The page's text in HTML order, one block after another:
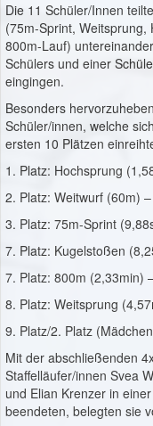
Die 11 Schüler/Innen
(75m-Sprint,
800m-Lauf)
Schülers und einer
eingingen.
Besonders
Schüler/innen, welche
ersten 10 Plätzen
1. Platz: Hochsprung
2. Platz: Weitwurf (60m)
3. Platz: 75m-Sprint
7. Platz: Kugelstoßen
7. Platz: 800m (2,33min)
8. Platz: Weitsprung
9. Platz/2. Platz
Mit der abschließenden
Staffelläufer/innen Svea
und Elian Krenzer in
beendeten, belegten sie